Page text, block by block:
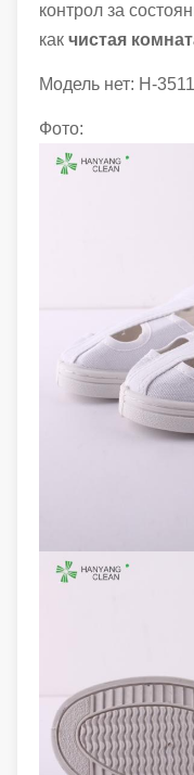
контрол за
как чистая
Модель нет: H-3511
Фото: